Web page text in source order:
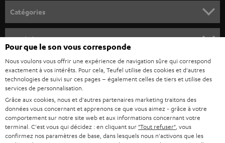
o
u
s
à
l
a
n
e
w
Catégories
BARRES DE SON
STEREO
SMART HOME
Société
SUPPORT
CARRIÈRE
PRESSE
B2B
Boutiques en ligne Teufel
ALLEMAGNE
AUTRICHE
Pour que le son vous corresponde
Nous voulons vous offrir une expérience de navigation sûre qui correspond
exactement à vos intérêts. Pour cela, Teufel utilise des cookies et d'autres
technologies de suivi sur ces pages – également celles de tiers et utilise des
services de personnalisation.
Grâce aux cookies, nous et d'autres partenaires marketing traitons des
données vous concernant et apprenons ce que vous aimez - grâce à votre
comportement sur notre site web et aux informations concernant votre
terminal. C'est vous qui décidez : en cliquant sur "Tout refuser" , vous
confirmez nos paramètres de base, dans lesquels nous n'activons que les